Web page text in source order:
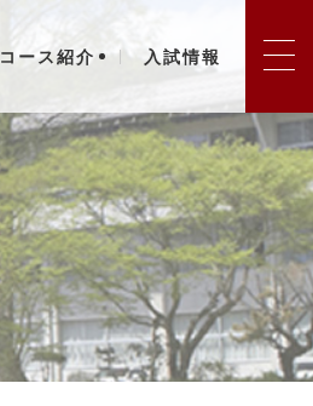
コース紹介 入試情報